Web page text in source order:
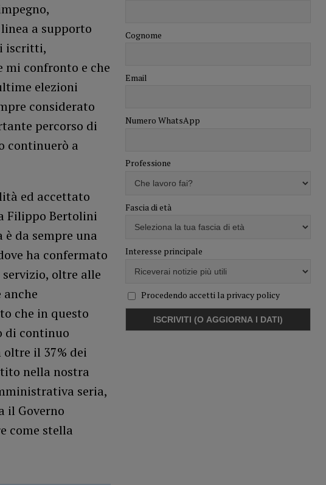
a supporto
iscritti,
confronto e che
elezioni
considerato
percorso di
continuerò a
ed accettato
Filippo Bertolini
da sempre una
ha confermato
oltre alle
che in questo
di continuo
il 37% dei
nella nostra
seria,
il Governo
come stella
Cognome
Email
Numero WhatsApp
Professione
Fascia di età
Interesse principale
Procedendo accetti la privacy policy